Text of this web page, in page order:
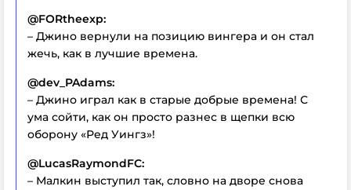
@FORtheexp:
– Джино вернули на позицию вингера и он стал
жечь, как в лучшие времена.
@dev_PAdams:
– Джино играл как в старые добрые времена! С
ума сойти, как он просто разнес в щепки всю
оборону «Ред Уингз»!
@LucasRaymondFC:
– Малкин выступил так, словно на дворе снова